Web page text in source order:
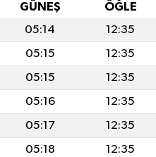
GÜNEŞ ÖĞLE
05:14 12:35
05:15 12:35
05:15 12:35
05:16 12:35
05:17 12:35
05:18 12:35